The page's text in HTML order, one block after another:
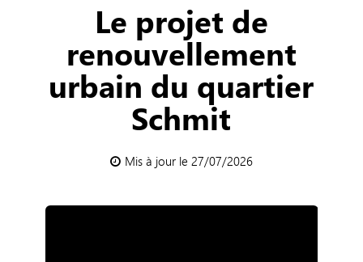
Le projet de
renouvellement
urbain du quartier
Schmit
Mis à jour le 27/07/2026